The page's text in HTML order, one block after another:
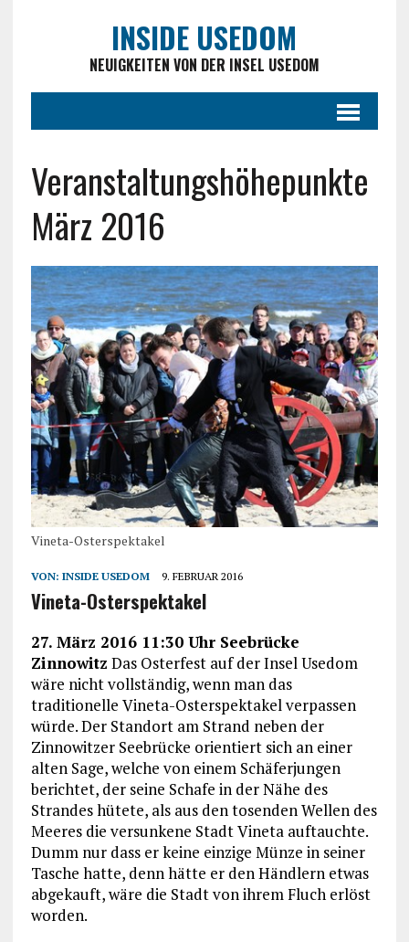
INSIDE USEDOM
NEUIGKEITEN VON DER INSEL USEDOM
Veranstaltungshöhepunkte
März 2016
Vineta-Osterspektakel
VON: INSIDE USEDOM 9. FEBRUAR 2016
Vineta-Osterspektakel
27. März 2016 11:30 Uhr Seebrücke
Zinnowitz Das Osterfest auf der Insel Usedom
wäre nicht vollständig, wenn man das
traditionelle Vineta-Osterspektakel verpassen
würde. Der Standort am Strand neben der
Zinnowitzer Seebrücke orientiert sich an einer
alten Sage, welche von einem Schäferjungen
berichtet, der seine Schafe in der Nähe des
Strandes hütete, als aus den tosenden Wellen des
Meeres die versunkene Stadt Vineta auftauchte.
Dumm nur dass er keine einzige Münze in seiner
Tasche hatte, denn hätte er den Händlern etwas
abgekauft, wäre die Stadt von ihrem Fluch erlöst
worden.